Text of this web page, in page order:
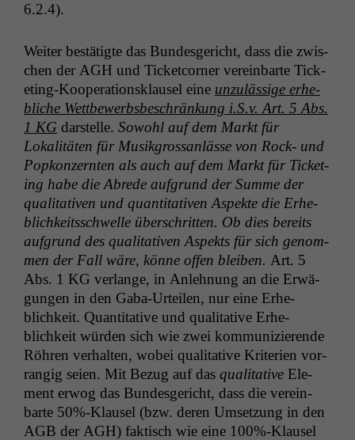
6.2.4).
Weit­er bestätigte das Bun­des­gericht, dass die zwis­
chen der AGH und Tick­et­corner vere­in­barte Tick­
et­ing-Koop­er­a­tionsklausel eine unzuläs­sige erhe­
bliche Wet­tbe­werb­s­beschränkung i.S.v. Art. 5 Abs.
1 KG darstelle. Sowohl auf dem Markt für
Lokalitäten für Musik­grossan­lässe von Rock- und
Pop­konz­ern­ten als auch auf dem Markt für Tick­et­
ing habe die Abrede auf­grund der Summe der
qual­i­ta­tiv­en und quan­ti­ta­tiv­en Aspek­te die Erhe­
blichkeitss­chwelle über­schrit­ten. Ob dies bere­its
auf­grund des qual­i­ta­tiv­en Aspek­ts für sich genom­
men der Fall wäre, könne offen bleiben. Art. 5
Abs. 1 KG ver­lange, in Anlehnung an die Erwä­
gun­gen in den Gaba-Urteilen, nur eine Erhe­
blichkeit. Quan­ti­ta­tive und qual­i­ta­tive Erhe­
blichkeit wür­den sich wie zwei kom­mu­nizierende
Röhren ver­hal­ten, wobei qual­i­ta­tive Kri­te­rien vor­
rangig seien. Mit Bezug auf das qual­i­ta­tive Ele­
ment erwog das Bun­des­gericht, dass die vere­in­
barte 50%-Klausel (bzw. deren Umset­zung in den
AGB der AGH) fak­tisch wie eine 100%-Klausel
Notwendige
Cookies
Diese
Cookies sind
nicht
optional, es
braucht sie,
damit die
Website
korrekt
angezeigt
werden kann.